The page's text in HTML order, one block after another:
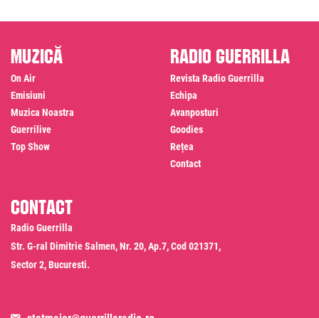
Muzică
On Air
Emisiuni
Muzica Noastra
Guerrilive
Top Show
Radio Guerrilla
Revista Radio Guerrilla
Echipa
Avanposturi
Goodies
Rețea
Contact
Contact
Radio Guerrilla
Str. G-ral Dimitrie Salmen, Nr. 20, Ap.7, Cod 021371,
Sector 2, Bucuresti.